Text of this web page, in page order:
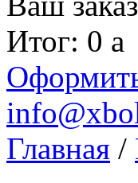
Итог: 0 a
Главная /